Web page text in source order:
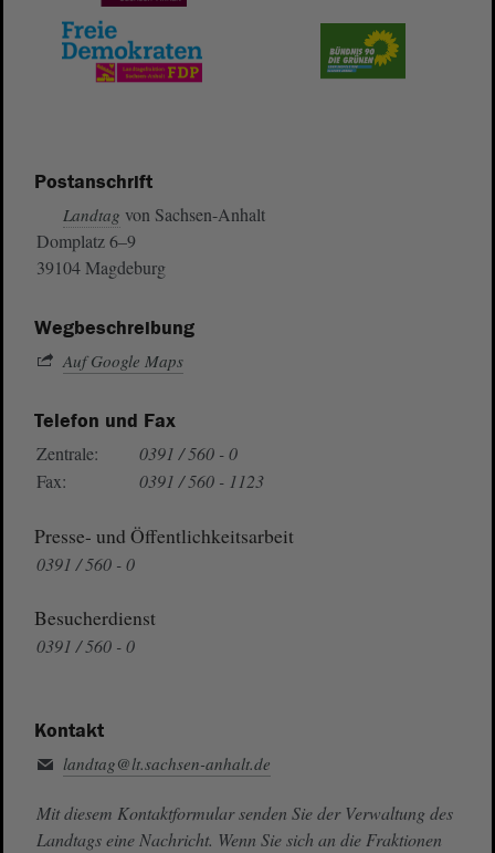
Postanschrift
Landtag von Sachsen-Anhalt
Domplatz 6–9
39104 Magdeburg
Wegbeschreibung
Auf Google Maps
Telefon und Fax
Zentrale:
0391 / 560 - 0
Fax:
0391 / 560 - 1123
Presse- und Öffentlichkeitsarbeit
0391 / 560 - 0
Besucherdienst
0391 / 560 - 0
Kontakt
landtag@lt.sachsen-anhalt.de
Mit diesem Kontaktformular senden Sie der Verwaltung des
Landtags eine Nachricht. Wenn Sie sich an die Fraktionen